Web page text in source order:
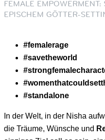
FEMALE EMPOWERMENT:
EPISCHEM GÖTTER-
#femalerage
#savetheworld
#standalone
In der Welt, in der Nisha
die Träume, Wünsche und